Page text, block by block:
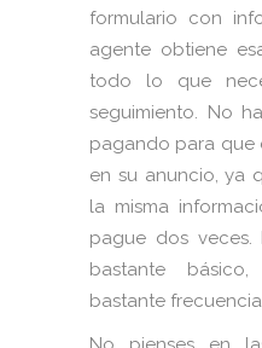
formulario con
agente obtiene
todo lo que
seguimiento. No
pagando para que
en su anuncio, ya
la misma
pague dos veces.
bastante
bastante